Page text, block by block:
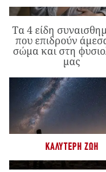
Τα 4 είδη
που επιδρούν
σώμα και στη
μας
ΚΑΛΎΤΕΡΗ ΖΩΉ